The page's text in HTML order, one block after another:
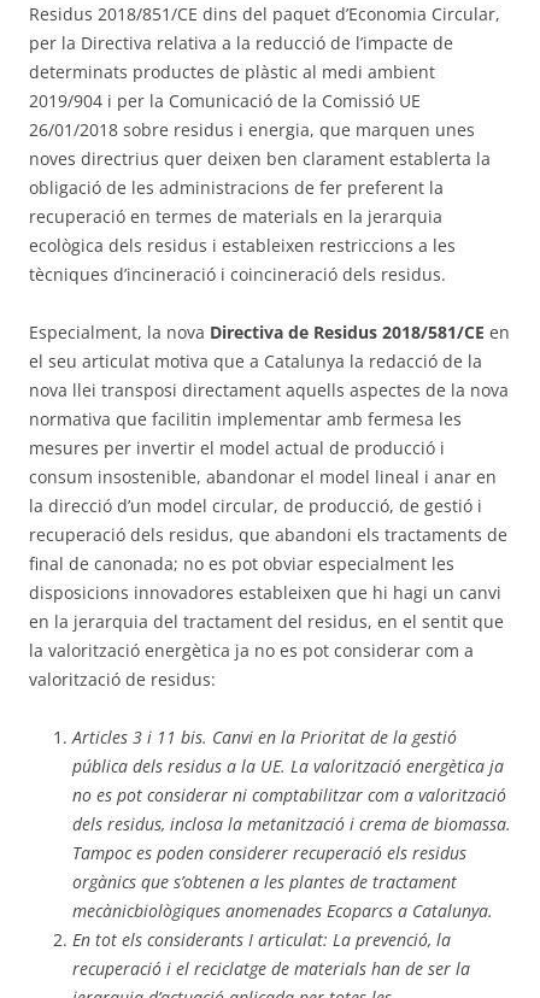
Residus 2018/851/CE dins del paquet d’Economia Circular,
per la Directiva relativa a la reducció de l’impacte de
determinats productes de plàstic al medi ambient
2019/904 i per la Comunicació de la Comissió UE
26/01/2018 sobre residus i energia, que marquen unes
noves directrius quer deixen ben clarament establerta la
obligació de les administracions de fer preferent la
recuperació en termes de materials en la jerarquia
ecològica dels residus i estableixen restriccions a les
tècniques d’incineració i coincineració dels residus.
Especialment, la nova Directiva de Residus 2018/581/CE en
el seu articulat motiva que a Catalunya la redacció de la
nova llei transposi directament aquells aspectes de la nova
normativa que facilitin implementar amb fermesa les
mesures per invertir el model actual de producció i
consum insostenible, abandonar el model lineal i anar en
la direcció d’un model circular, de producció, de gestió i
recuperació dels residus, que abandoni els tractaments de
final de canonada; no es pot obviar especialment les
disposicions innovadores estableixen que hi hagi un canvi
en la jerarquia del tractament del residus, en el sentit que
la valorització energètica ja no es pot considerar com a
valorització de residus:
Articles 3 i 11 bis. Canvi en la Prioritat de la gestió
pública dels residus a la UE. La valorització energètica ja
no es pot considerar ni comptabilitzar com a valorització
dels residus, inclosa la metanització i crema de biomassa.
Tampoc es poden considerer recuperació els residus
orgànics que s’obtenen a les plantes de tractament
mecànicbiològiques anomenades Ecoparcs a Catalunya.
En tot els considerants I articulat: La prevenció, la
recuperació i el reciclatge de materials han de ser la